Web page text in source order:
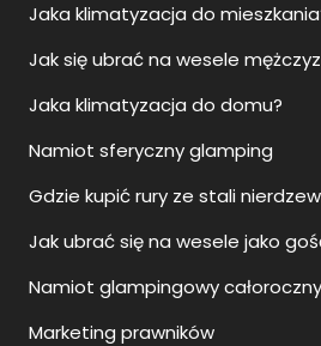
Jaka klimatyzacja do
Jak się ubrać na wesele
Jaka klimatyzacja do domu?
Namiot sferyczny glamping
Gdzie kupić rury ze stali
Jak ubrać się na wesele jako
Namiot glampingowy całoroczny
Marketing prawników